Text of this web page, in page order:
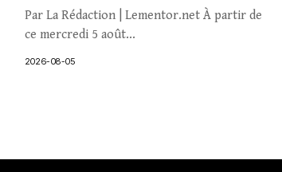
Par La Rédaction | Lementor.net À partir de
ce mercredi 5 août...
2026-08-05